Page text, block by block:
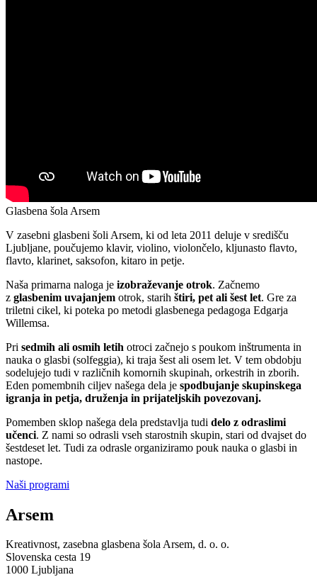
Glasbena šola Arsem
V zasebni glasbeni šoli Arsem, ki od leta 2011 deluje v središču
Ljubljane, poučujemo klavir, violino, violončelo, kljunasto flavto,
flavto, klarinet, saksofon, kitaro in petje.
Naša primarna naloga je izobraževanje otrok. Začnemo
z glasbenim uvajanjem otrok, starih štiri, pet ali šest let. Gre za
triletni cikel, ki poteka po metodi glasbenega pedagoga Edgarja
Willemsa.
Pri sedmih ali osmih letih otroci začnejo s poukom inštrumenta in
nauka o glasbi (solfeggia), ki traja šest ali osem let. V tem obdobju
sodelujejo tudi v različnih komornih skupinah, orkestrih in zborih.
Eden pomembnih ciljev našega dela je spodbujanje skupinskega
igranja in petja, druženja in prijateljskih povezovanj.
Pomemben sklop našega dela predstavlja tudi delo z odraslimi
učenci. Z nami so odrasli vseh starostnih skupin, stari od dvajset do
šestdeset let. Tudi za odrasle organiziramo pouk nauka o glasbi in
nastope.
Naši programi
Arsem
Kreativnost, zasebna glasbena šola Arsem, d. o. o.
Slovenska cesta 19
1000 Ljubljana